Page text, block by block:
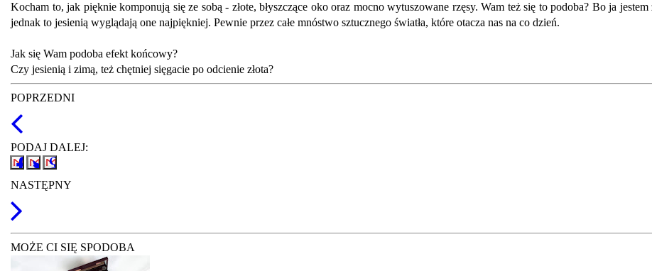
Kocham to, jak pięknie komponują się ze sobą - złote, błyszczące oko oraz mocno wytuszowane rzęsy. Wam też się to podoba? Bo ja
jednak to jesienią wyglądają one najpiękniej. Pewnie przez całe mnóstwo sztucznego światła, które otacza nas na co dzień.
Jak się Wam podoba efekt końcowy?
Czy jesienią i zimą, też chętniej sięgacie po odcienie złota?
POPRZEDNI
PODAJ DALEJ:
NASTĘPNY
MOŻE CI SIĘ SPODOBA